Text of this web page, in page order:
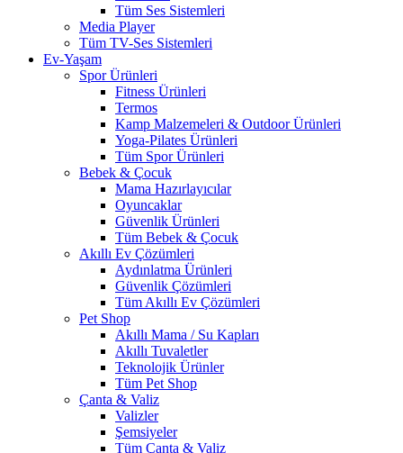
Tüm Ses Sistemleri
Media Player
Tüm TV-Ses Sistemleri
Ev-Yaşam
Spor Ürünleri
Fitness Ürünleri
Termos
Kamp Malzemeleri & Outdoor Ürünleri
Yoga-Pilates Ürünleri
Tüm Spor Ürünleri
Bebek & Çocuk
Mama Hazırlayıcılar
Oyuncaklar
Güvenlik Ürünleri
Tüm Bebek & Çocuk
Akıllı Ev Çözümleri
Aydınlatma Ürünleri
Güvenlik Çözümleri
Tüm Akıllı Ev Çözümleri
Pet Shop
Akıllı Mama / Su Kapları
Akıllı Tuvaletler
Teknolojik Ürünler
Tüm Pet Shop
Çanta & Valiz
Valizler
Şemsiyeler
Tüm Çanta & Valiz